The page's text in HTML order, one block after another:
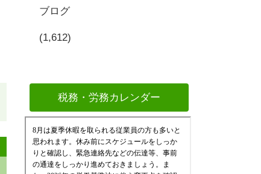
ブログ
(1,612)
税務・労務カレンダー